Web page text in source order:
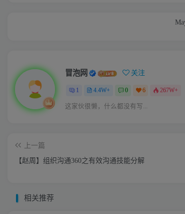
冒泡网 关注
1 4.4W+ 0 6 267W+
这家伙很懒，什么都没有写...
上一篇
【赵周】组织沟通360之有效沟通技能分解
相关推荐